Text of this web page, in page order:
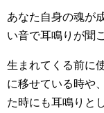
あなた自身の魂が
い音で耳鳴りが聞
生まれてくる前に
に移せている時や
た時にも耳鳴りと